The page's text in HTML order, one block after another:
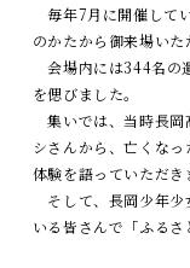
毎年7月に開催して
のかたから御来場いた
会場内には344名の
を偲びました。
集いでは、当時長岡
シさんから、亡くな
体験を語っていただき
そして、長岡少年少
いる皆さんで「ふるさ